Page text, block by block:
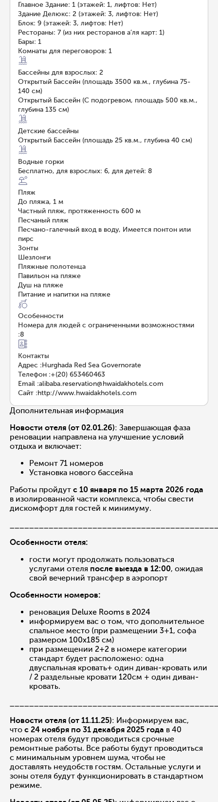
Главное Здание: 1 (этажей: 1, лифтов: Нет)
Здание Делюкс: 2 (этажей: 3, лифтов: Нет)
Блок: 9 (этажей: 3, лифтов: Нет)
Рестораны: 7 (из них ресторанов а’ля карт: 1)
Бары: 1
Комнаты для переговоров: 1
Бассейны для взрослых: 2
Открытый Бассейн (площадь 3500 кв.м., глубина 75-
140 см)
Открытый Бассейн (С подогревом, площадь 500 кв.м.,
глубина 135 см)
Детские бассейны
Открытый Бассейн (площадь 25 кв.м., глубина 40 см)
Водные горки
Бесплатно, для взрослых: 6, для детей: 8
Пляж
До пляжа, 1 м
Частный пляж, протяженность 600 м
Песчаный пляж
Песчано-галечный вход в воду, Имеется понтон или
пирс
Зонты
Шезлонги
Пляжные полотенца
Павильон на пляже
Душ на пляже
Питание и напитки на пляже
Особенности
Номера для людей с ограниченными возможностями
:8
Контакты
Адрес :Hurghada Red Sea Governorate
Телефон :+(20) 653460463
Email :alibaba.reservation@hwaidakhotels.com
Сайт :http://www.hwaidakhotels.com
Дополнительная информация
Новости отеля (от 02.01.26): Завершающая фаза
реновации направлена на улучшение условий
отдыха и включает:
Ремонт 71 номеров
Установка нового бассейна
Работы пройдут с 10 января по 15 марта 2026 года
в изолированной части комплекса, чтобы свести
дискомфорт для гостей к минимуму.
Особенности отеля:
гости могут продолжать пользоваться
услугами отеля после выезда в 12:00, ожидая
свой вечерний трансфер в аэропорт
Особенности номеров:
реновация Deluxe Rooms в 2024
информируем вас о том, что дополнительное
спальное место (при размещении 3+1, софа
размером 100х185 см)
при размещении 2+2 в номере категории
стандарт будет расположено: одна
двуспальная кровать+ один диван-кровать или
/ 2 раздельные кровати 120см + один диван-
кровать.
Новости отеля (от 11.11.25): Информируем вас,
что с 24 ноября по 31 декабря 2025 года в 40
номерах отеля будут проводиться срочные
ремонтные работы. Все работы будут проводиться
с минимальным уровнем шума, чтобы не
доставлять неудобств гостям. Остальные услуги и
зоны отеля будут функционировать в стандартном
режиме.